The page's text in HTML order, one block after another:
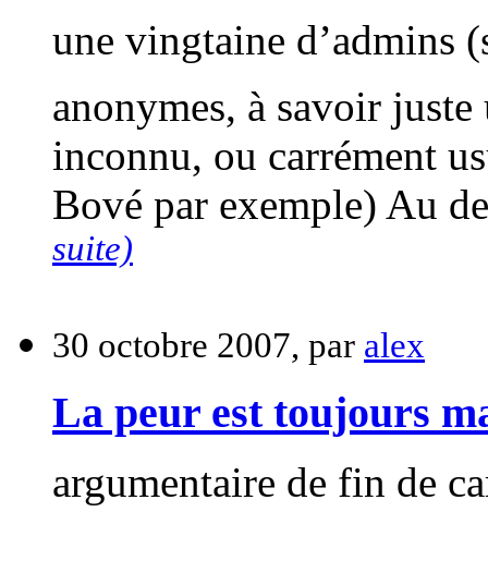
une vingtaine d’admins
anonymes, à savoir
inconnu, ou carrément
Bové par exemple) Au
suite)
30 octobre 2007, par alex
La peur est toujours
argumentaire de fin de